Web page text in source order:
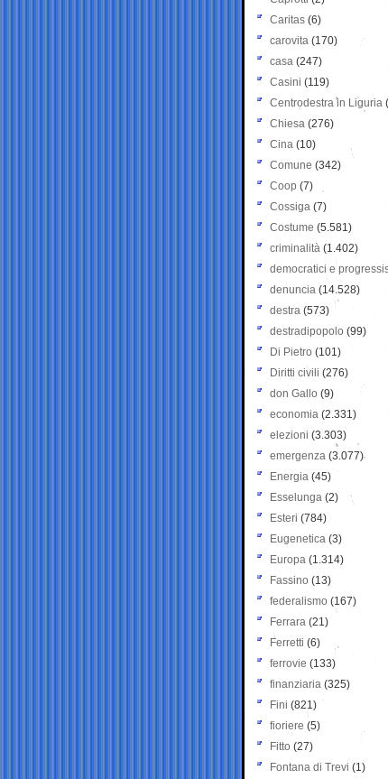
Caritas (6)
carovita (170)
casa (247)
Casini (119)
Centrodestra in Liguria
Chiesa (276)
Cina (10)
Comune (342)
Coop (7)
Cossiga (7)
Costume (5.581)
criminalità (1.402)
democratici e
denuncia (14.528)
destra (573)
destradipopolo (99)
Di Pietro (101)
Diritti civili (276)
don Gallo (9)
economia (2.331)
elezioni (3.303)
emergenza (3.077)
Energia (45)
Esselunga (2)
Esteri (784)
Eugenetica (3)
Europa (1.314)
Fassino (13)
federalismo (167)
Ferrara (21)
Ferretti (6)
ferrovie (133)
finanziaria (325)
Fini (821)
fioriere (5)
Fitto (27)
Fontana di Trevi (1)